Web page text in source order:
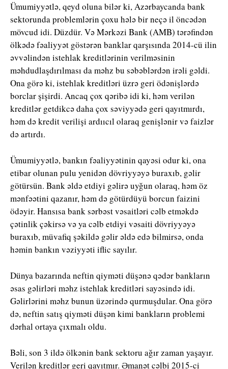
Ümumiyyətlə, qeyd oluna bilər ki, Azərbaycanda bank
sektorunda problemlərin çoxu hələ bir neçə il öncədən
mövcud idi. Düzdür. Və Mərkəzi Bank (AMB) tərəfindən
ölkədə fəaliyyət göstərən banklar qarşısında 2014-cü ilin
əvvəlindən istehlak kreditlərinin verilməsinin
məhdudlaşdırılması da məhz bu səbəblərdən irəli gəldi.
Ona görə ki, istehlak kreditləri üzrə geri ödənişlərdə
borclar şişirdi. Ancaq çox qəribə idi ki, həm verilən
kreditlər getdikcə daha çox səviyyədə geri qayıtmırdı,
həm də kredit verilişi ardııcıl olaraq genişlənir və faizlər
də artırdı.
Ümumiyyətlə, bankın fəaliyyətinin qayəsi odur ki, ona
etibar olunan pulu yenidən dövriyyəyə buraxıb, gəlir
götürsün. Bank əldə etdiyi gəlirə uyğun olaraq, həm öz
mənfəətini qazanır, həm də götürdüyü borcun faizini
ödəyir. Hansısa bank sərbəst vəsaitləri cəlb etməkdə
çətinlik çəkirsə və ya cəlb etdiyi vəsaiti dövriyyəyə
buraxıb, müvafiq şəkildə gəlir əldə edə bilmirsə, onda
həmin bankın vəziyyəti iflic sayılır.
Dünya bazarında neftin qiyməti düşənə qədər bankların
əsas gəlirləri məhz istehlak kreditləri sayəsində idi.
Gəlirlərini məhz bunun üzərində qurmuşdular. Ona görə
də, neftin satış qiyməti düşən kimi bankların problemi
dərhal ortaya çıxmalı oldu.
Bəli, son 3 ildə ölkənin bank sektoru ağır zaman yaşayır.
Verilən kreditlər geri qayıtmır. Əmanət cəlbi 2015-ci